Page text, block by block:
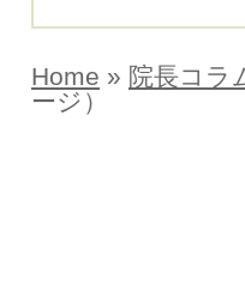
Home » 院長コラ
ージ）